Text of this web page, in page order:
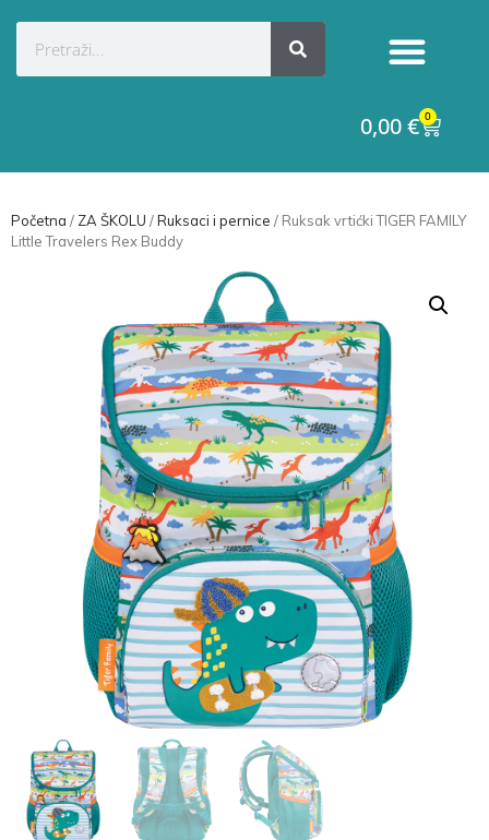
0,00€ 0
Početna / ZA ŠKOLU /Ruksaci i pernice / Ruksak vrtićki TIGER FAMILY
Little Travelers Rex Buddy